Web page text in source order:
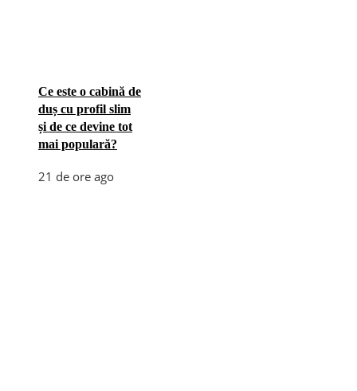
Ce este o cabină de
duș cu profil slim
și de ce devine tot
mai populară?
21 de ore ago